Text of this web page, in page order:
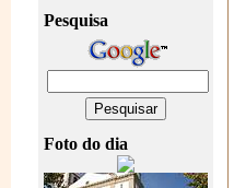
Pesquisa
Foto do dia